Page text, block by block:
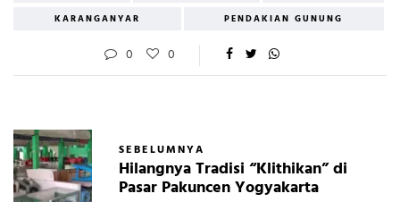
KARANGANYAR
PENDAKIAN GUNUNG
0 0
SEBELUMNYA
Hilangnya Tradisi “Klithikan” di
Pasar Pakuncen Yogyakarta